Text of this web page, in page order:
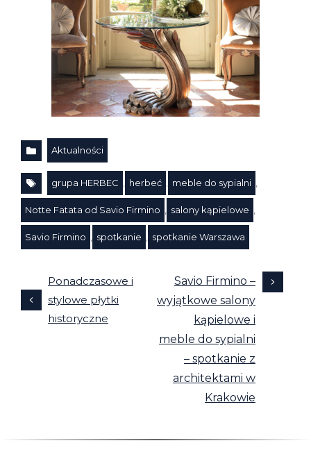
KategorieAktualności
Tagi
grupa HERBEC , herbeć , meble do sypialni ,
Notte Fatata od Savio Firmino , salony kąpielowe ,
Savio Firmino , spotkanie , spotkanie Warszawa
Ponadczasowe i
stylowe płytki
historyczne
Savio Firmino –
wyjątkowe salony
kąpielowe i
meble do sypialni
– spotkanie z
architektami w
Krakowie